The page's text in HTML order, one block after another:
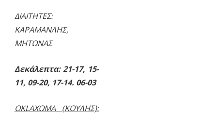
ΔΙΑΙΤΗΤΕΣ:
ΚΑΡΑΜΑΝΛΗΣ,
ΜΗΤΩΝΑΣ
Δεκάλεπτα: 21-17, 15-
11, 09-20, 17-14. 06-03
OKLAΧΩΜΑ (ΚΟΥΛΗΣ):